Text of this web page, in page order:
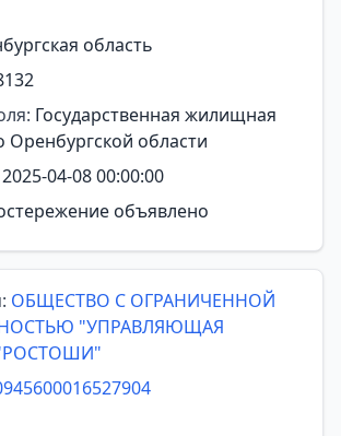
область
Государственная жилищная
Оренбургской области
2025-04-08 00:00:00
объявлено
ОБЩЕСТВО С ОГРАНИЧЕННОЙ
"УПРАВЛЯЮЩАЯ